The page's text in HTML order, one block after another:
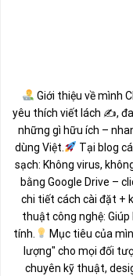
Giới thiệu về mình
yêu thích viết lách ✍,
những gì hữu ích –
dùng Việt.
Tại blog
sạch: Không virus,
bằng Google Drive –
chi tiết cách cài đặt +
thuật công nghệ:
tính.
Mục tiêu của
lượng" cho mọi đối
chuyên kỹ thuật,